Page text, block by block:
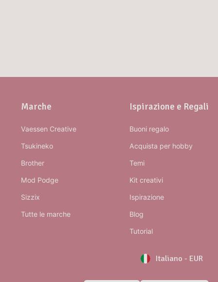
Marche
Vaessen Creative
Tsukineko
Brother
Mod Podge
Sizzix
Tutte le marche
Ispirazione e Regali
Buoni regalo
Acquista per hobby
Temi
Kit creativi
Ispirazione
Blog
Tutorial
Italiano - EUR